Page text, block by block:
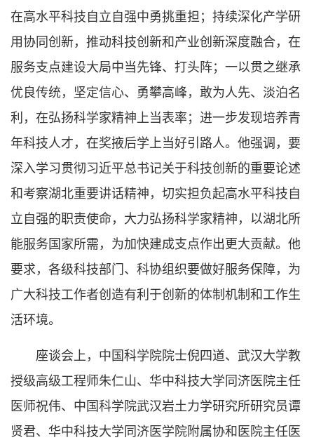
在高水平科技自立自强中勇挑重担；持续深化产学研
用协同创新，推动科技创新和产业创新深度融合，在
服务支点建设大局中当先锋、打头阵；一以贯之继承
优良传统，坚定信心、勇攀高峰，敢为人先、淡泊名
利，在弘扬科学家精神上当表率；进一步发现培养青
年科技人才，在奖掖后学上当好引路人。他强调，要
深入学习贯彻习近平总书记关于科技创新的重要论述
和考察湖北重要讲话精神，切实担负起高水平科技自
立自强的职责使命，大力弘扬科学家精神，以湖北所
能服务国家所需，为加快建成支点作出更大贡献。他
要求，各级科技部门、科协组织要做好服务保障，为
广大科技工作者创造有利于创新的体制机制和工作生
活环境。
座谈会上，中国科学院院士倪四道、武汉大学教
授级高级工程师朱仁山、华中科技大学同济医院主任
医师祝伟、中国科学院武汉岩土力学研究所研究员谭
贤君、华中科技大学同济医学院附属协和医院主任医